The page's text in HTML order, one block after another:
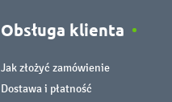
Obsługa klienta
Jak złożyć zamówienie
Dostawa i płatność